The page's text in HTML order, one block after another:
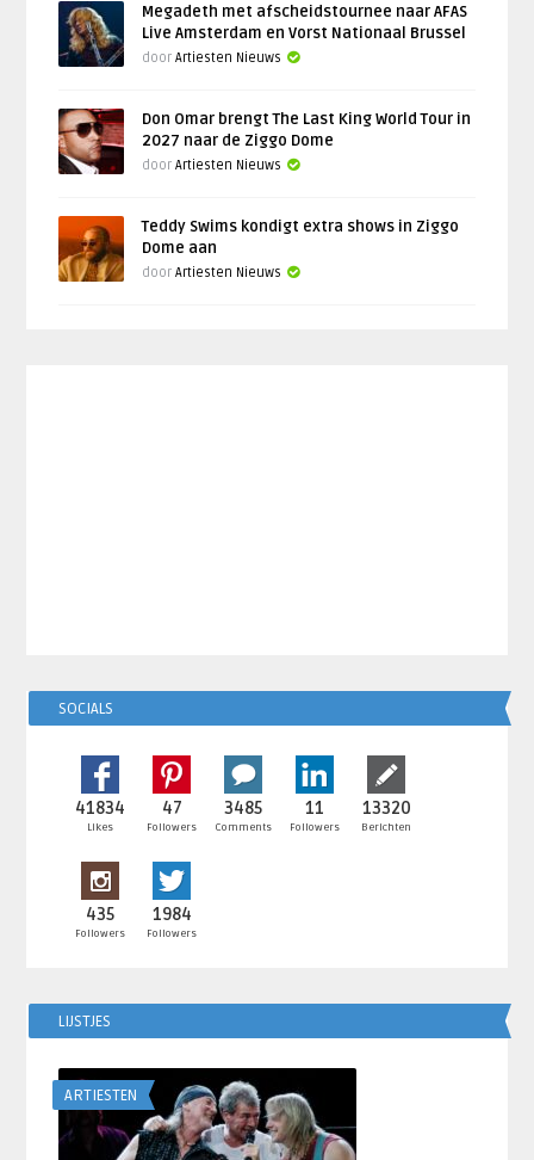
Megadeth met afscheidstournee naar AFAS
Live Amsterdam en Vorst Nationaal Brussel
doorArtiesten Nieuws
Don Omar brengt The Last King World Tour in
2027 naar de Ziggo Dome
doorArtiesten Nieuws
Teddy Swims kondigt extra shows in Ziggo
Dome aan
doorArtiesten Nieuws
SOCIALS
41834
Likes
47
Followers
3485
Comments
11
Followers
13320
Berichten
435
Followers
1984
Followers
LIJSTJES
ARTIESTEN